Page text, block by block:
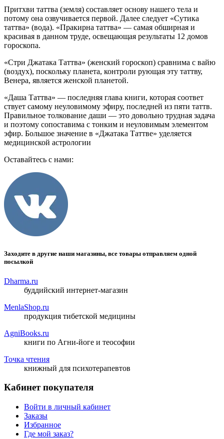
Притхви таттва (земля) составляет основу нашего тела и
потому она озвучивается первой. Далее следует «Сутика
таттва» (вода). «Пракирна таттва» — самая обширная и
красивая в данном труде, освещающая результаты 12 домов
гороскопа.
«Стри Джатака Таттва» (женский гороскоп) сравнима с вайю
(воздух), поскольку планета, контроли рующая эту таттву,
Венера, является женской планетой.
«Даша Таттва» — последняя глава книги, которая соответ
ствует самому неуловимому эфиру, последней из пяти таттв.
Правильное толкование даши — это довольно трудная задача
и поэтому сопоставима с тонким и неуловимым элементом
эфир. Большое значение в «Джатака Таттве» уделяется
медицинской астрологии
Оставайтесь с нами:
Заходите в другие наши магазины, все товары отправляем одной
посылкой
Dharma.ru
буддийский интернет-магазин
MenlaShop.ru
продукция тибетской медицины
AgniBooks.ru
книги по Агни-йоге и теософии
Точка чтения
книжный для психотерапевтов
Кабинет покупателя
Войти в личный кабинет
Заказы
Избранное
Где мой заказ?